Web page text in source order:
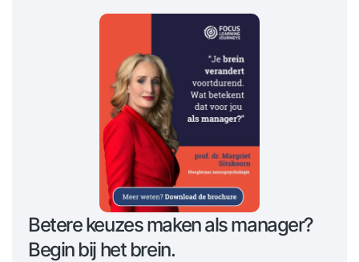
Betere keuzes maken als manager?
Begin bij het brein.